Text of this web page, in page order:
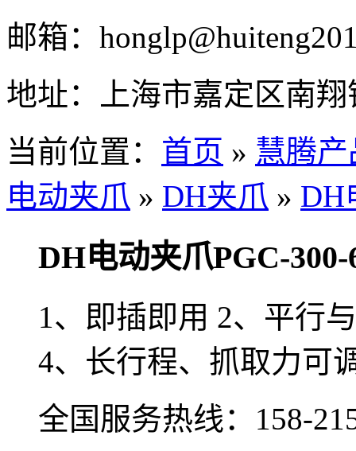
邮箱：
地址：
上海市嘉定区南
当前位置： 首页 » 慧腾
电动夹爪 » DH夹爪 » DH
DH电动夹爪PGC-300-
1、即插即用 2、平行
4、长行程、抓取力可
全国服务热线： 158-